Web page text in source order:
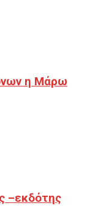
η Μάρω
–εκδότης